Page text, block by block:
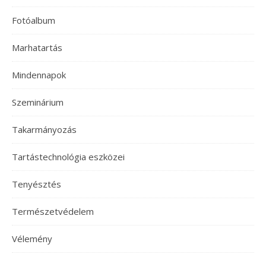
Fotóalbum
Marhatartás
Mindennapok
Szeminárium
Takarmányozás
Tartástechnológia eszközei
Tenyésztés
Természetvédelem
Vélemény